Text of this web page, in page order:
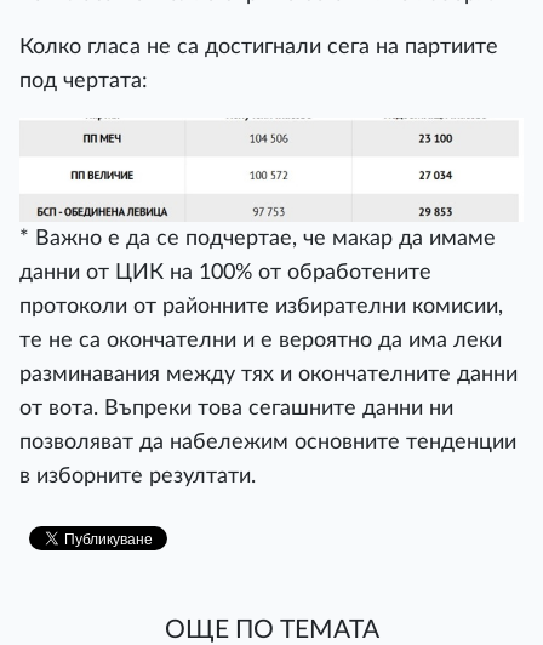
Колко гласа не са достигнали сега на партиите
под чертата:
* Важно е да се подчертае, че макар да имаме
данни от ЦИК на 100% от обработените
протоколи от районните избирателни комисии,
те не са окончателни и е вероятно да има леки
разминавания между тях и окончателните данни
от вота. Въпреки това сегашните данни ни
позволяват да набележим основните тенденции
в изборните резултати.
ОЩЕ ПО ТЕМАТА